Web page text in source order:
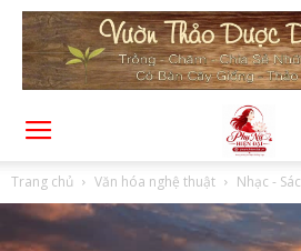
Trang chủ Văn hóa nghệ thuật Nhạc -